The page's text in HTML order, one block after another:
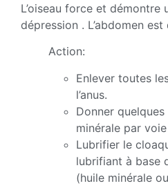
L’oiseau force et démontre
dépression . L’abdomen est
Action:
Enlever toutes
l’anus.
Donner
minérale par
Lubrifier le
lubrifiant à base
(huile minérale